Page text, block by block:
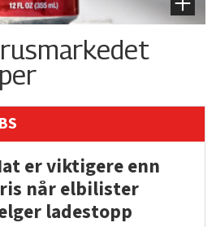
er viktigere enn
når elbilister
ladestopp